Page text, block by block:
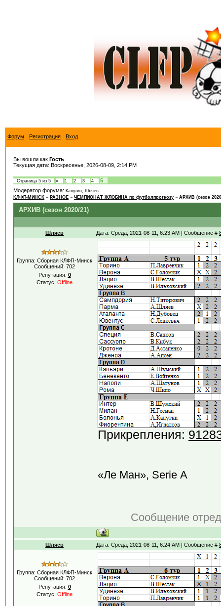
Форум Регистрация Вход
Вы вошли как Гость
Текущая дата: Воскресенье, 2026-08-09, 2:14 PM
Страница 5 из 5 « 1 2 3 4
5
Модератор форума: Калугин
Шляев
КЛФП-МИНСК » РАЗНОЕ » ЧЕМПИОНАТ ЖЛОБИНА по футболпрогнозу » АРХИВ (сезон
АРХИВ (сезон 2020/21)
Шляев Дата: Среда, 2021-08-11, 6:23 AM | Сообщение #
Группа: Сборная КЛФП-Минск
Сообщений: 702
Репутация: 0
Статус: Offline
Прикрепления:
«Ле Ман», Serie А
Сообщение
Шляев Дата: Среда, 2021-08-11, 6:24 AM | Сообщение #
Группа: Сборная КЛФП-Минск
Сообщений: 702
Репутация: 0
Статус: Offline